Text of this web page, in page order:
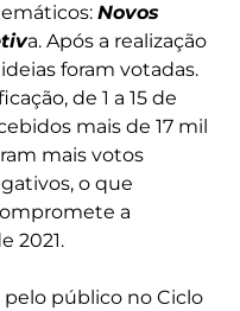
Novos
a. Após a realização
foram votadas.
de 1 a 15 de
mais de 17 mil
mais votos
o que
a
2021.
pelo público no Ciclo